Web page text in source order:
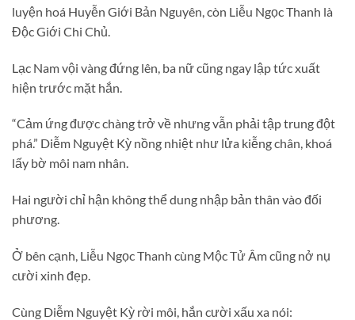
luyện hoá Huyễn Giới Bản Nguyên, còn Liễu Ngọc Thanh là
Độc Giới Chi Chủ.
Lạc Nam vội vàng đứng lên, ba nữ cũng ngay lập tức xuất
hiện trước mặt hắn.
“Cảm ứng được chàng trở về nhưng vẫn phải tập trung đột
phá.” Diễm Nguyệt Kỳ nồng nhiệt như lửa kiễng chân, khoá
lấy bờ môi nam nhân.
Hai người chỉ hận không thể dung nhập bản thân vào đối
phương.
Ở bên cạnh, Liễu Ngọc Thanh cùng Mộc Tử Âm cũng nở nụ
cười xinh đẹp.
Cùng Diễm Nguyệt Kỳ rời môi, hắn cười xấu xa nói: